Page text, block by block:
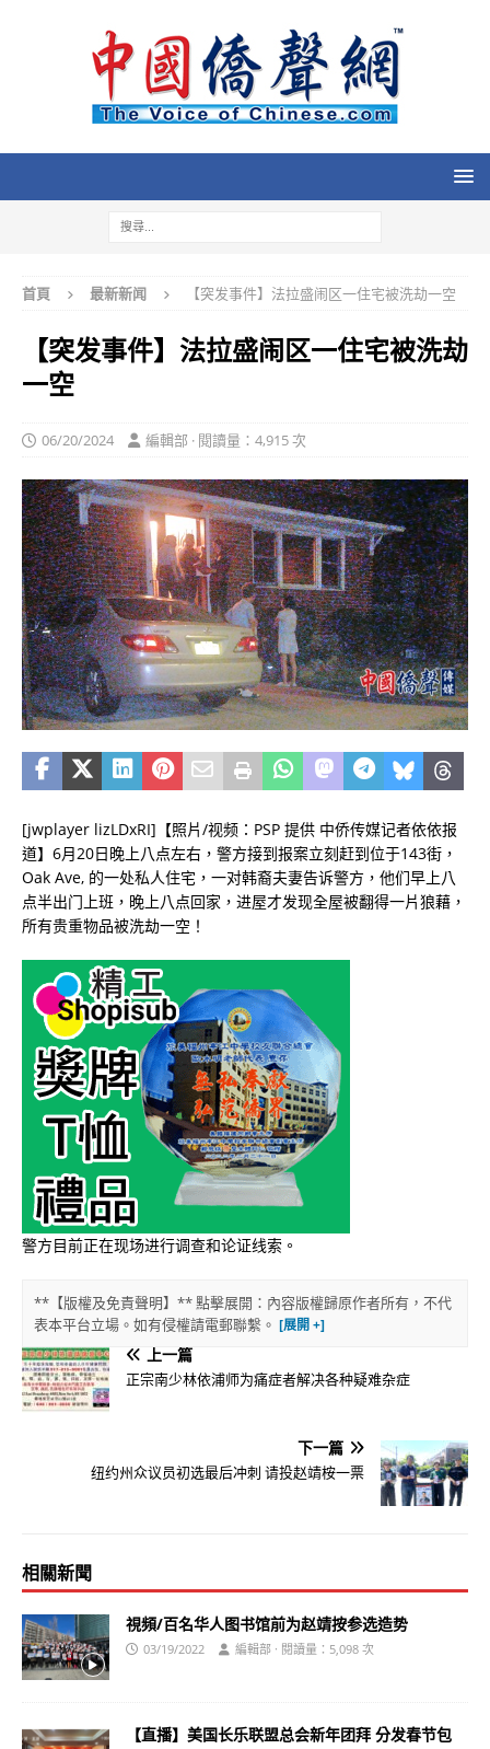
首頁 最新新闻 【突发事件】法拉盛闹区一住宅被洗劫一空
【突发事件】法拉盛闹区一住宅被洗劫
一空
06/20/2024 編輯部 · 閱讀量：4,915 次
[jwplayer lizLDxRI]【照片/视频：PSP 提供 中侨传媒记者依依报
道】6月20日晚上八点左右，警方接到报案立刻赶到位于143街，
Oak Ave, 的一处私人住宅，一对韩裔夫妻告诉警方，他们早上八
点半出门上班，晚上八点回家，进屋才发现全屋被翻得一片狼藉，
所有贵重物品被洗劫一空！
警方目前正在现场进行调查和论证线索。
**【版權及免責聲明】** 點擊展開：內容版權歸原作者所有，不代
表本平台立場。如有侵權請電郵聯繫。
上一篇
正宗南少林依浦师为痛症者解决各种疑难杂症
下一篇
纽约州众议员初选最后冲刺 请投赵靖桉一票
相關新聞
視頻/百名华人图书馆前为赵靖按参选造势
03/19/2022 編輯部 · 閱讀量：5,098 次
【直播】美国长乐联盟总会新年团拜 分发春节包